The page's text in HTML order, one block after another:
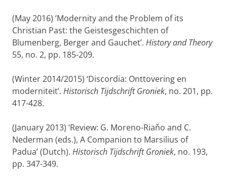
(May 2016) ‘Modernity and the Problem of its
Christian Past: the Geistesgeschichten of
Blumenberg, Berger and Gauchet’. History and Theory
55, no. 2, pp. 185-209.
(Winter 2014/2015) ‘Discordia: Onttovering en
moderniteit’. Historisch Tijdschrift Groniek, no. 201, pp.
417-428.
(January 2013) ‘Review: G. Moreno-Riaňo and C.
Nederman (eds.), A Companion to Marsilius of
Padua’ (Dutch). Historisch Tijdschrift Groniek, no. 193,
pp. 347-349.